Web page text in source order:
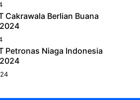
Cakrawala Berlian Buana
Petronas Niaga Indonesia